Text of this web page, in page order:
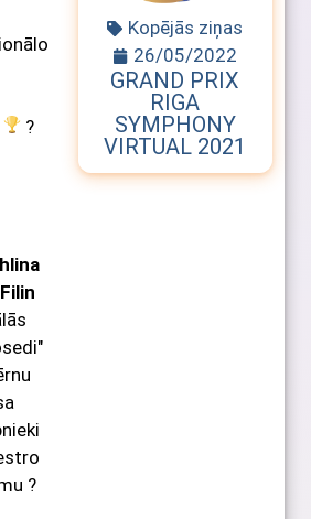
?
?
Kopējās ziņas
26/05/2022
GRAND PRIX
RIGA
SYMPHONY
VIRTUAL 2021